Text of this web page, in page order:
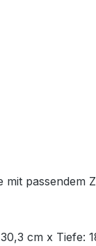
passendem
cm x Tiefe: